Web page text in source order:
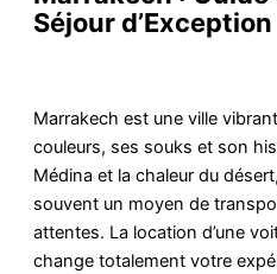
Séjour d’Exception
Marrakech est une ville
couleurs, ses souks et son
Médina et la chaleur du
souvent un moyen de
attentes. La location d’une
change totalement votre